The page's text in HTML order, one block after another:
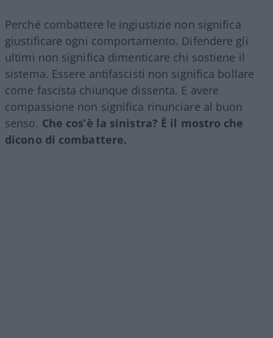
Perché combattere le ingiustizie non significa
giustificare ogni comportamento. Difendere gli
ultimi non significa dimenticare chi sostiene il
sistema. Essere antifascisti non significa bollare
come fascista chiunque dissenta. E avere
compassione non significa rinunciare al buon
senso. Che cos’è la sinistra? È il mostro che
dicono di combattere.